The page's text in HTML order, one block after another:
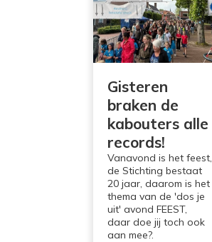
Gisteren
braken de
kabouters alle
records!
Vanavond is het feest,
de Stichting bestaat
20 jaar, daarom is het
thema van de 'dos je
uit' avond FEEST,
daar doe jij toch ook
aan mee?.